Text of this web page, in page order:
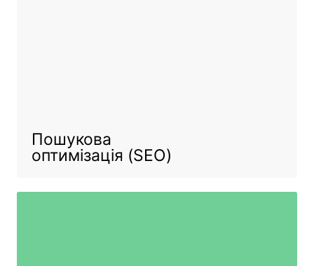
Пошукова
оптимізація (SEO)